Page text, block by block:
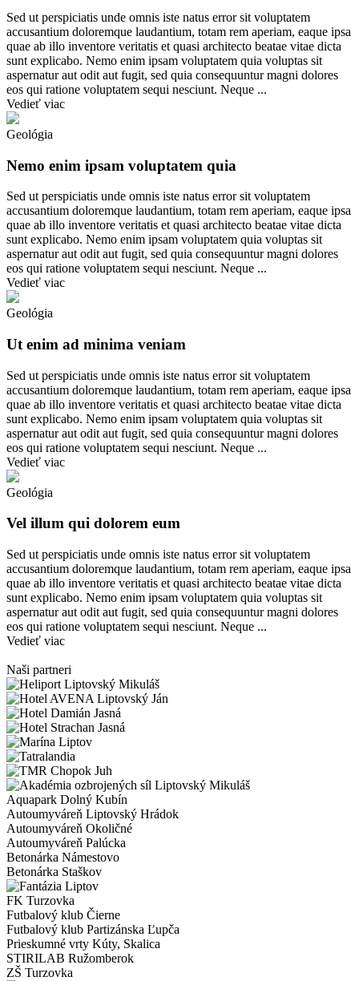
Sed ut perspiciatis unde omnis iste natus error sit voluptatem
accusantium doloremque laudantium, totam rem aperiam, eaque ipsa
quae ab illo inventore veritatis et quasi architecto beatae vitae dicta
sunt explicabo. Nemo enim ipsam voluptatem quia voluptas sit
aspernatur aut odit aut fugit, sed quia consequuntur magni dolores
eos qui ratione voluptatem sequi nesciunt. Neque ...
Vedieť viac
Geológia
Nemo enim ipsam voluptatem quia
Sed ut perspiciatis unde omnis iste natus error sit voluptatem
accusantium doloremque laudantium, totam rem aperiam, eaque ipsa
quae ab illo inventore veritatis et quasi architecto beatae vitae dicta
sunt explicabo. Nemo enim ipsam voluptatem quia voluptas sit
aspernatur aut odit aut fugit, sed quia consequuntur magni dolores
eos qui ratione voluptatem sequi nesciunt. Neque ...
Vedieť viac
Geológia
Ut enim ad minima veniam
Sed ut perspiciatis unde omnis iste natus error sit voluptatem
accusantium doloremque laudantium, totam rem aperiam, eaque ipsa
quae ab illo inventore veritatis et quasi architecto beatae vitae dicta
sunt explicabo. Nemo enim ipsam voluptatem quia voluptas sit
aspernatur aut odit aut fugit, sed quia consequuntur magni dolores
eos qui ratione voluptatem sequi nesciunt. Neque ...
Vedieť viac
Geológia
Vel illum qui dolorem eum
Sed ut perspiciatis unde omnis iste natus error sit voluptatem
accusantium doloremque laudantium, totam rem aperiam, eaque ipsa
quae ab illo inventore veritatis et quasi architecto beatae vitae dicta
sunt explicabo. Nemo enim ipsam voluptatem quia voluptas sit
aspernatur aut odit aut fugit, sed quia consequuntur magni dolores
eos qui ratione voluptatem sequi nesciunt. Neque ...
Vedieť viac
Naši partneri
Aquapark Dolný Kubín
Autoumyváreň Liptovský Hrádok
Autoumyváreň Okoličné
Autoumyváreň Palúcka
Betonárka Námestovo
Betonárka Staškov
FK Turzovka
Futbalový klub Čierne
Futbalový klub Partizánska Ľupča
Prieskumné vrty Kúty, Skalica
STIRILAB Ružomberok
ZŠ Turzovka